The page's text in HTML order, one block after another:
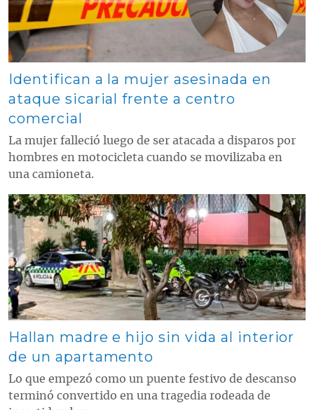
Identifican a la mujer asesinada en
ataque sicarial frente a centro
comercial
La mujer falleció luego de ser atacada a disparos por
hombres en motocicleta cuando se movilizaba en
una camioneta.
Contenido multimedia principal
Hallan madre e hijo sin vida al interior
de un apartamento
Lo que empezó como un puente festivo de descanso
terminó convertido en una tragedia rodeada de